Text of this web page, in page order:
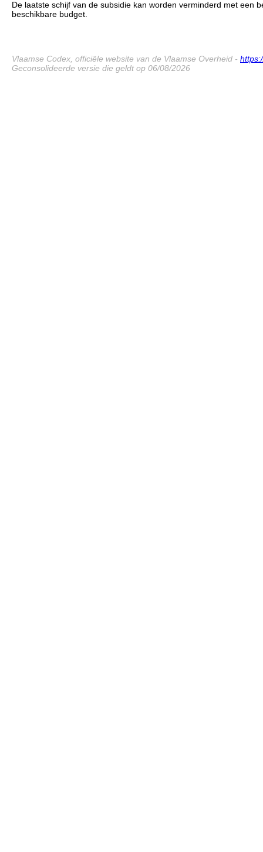
De laatste schijf van de subsidie kan worden verminderd met een
beschikbare budget.
Vlaamse Codex, officiële website van de Vlaamse Overheid -
Geconsolideerde versie die geldt op 06/08/2026